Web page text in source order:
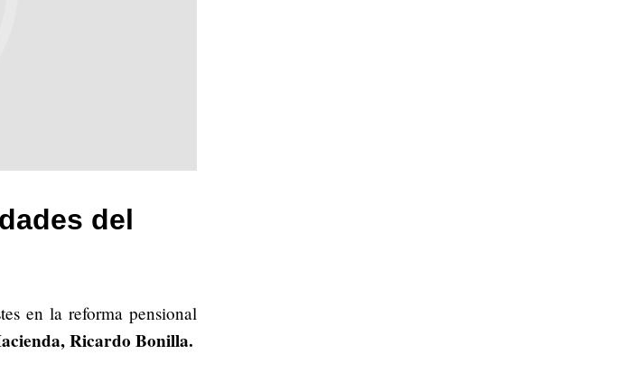
del
en la reforma pensional
Ricardo Bonilla.